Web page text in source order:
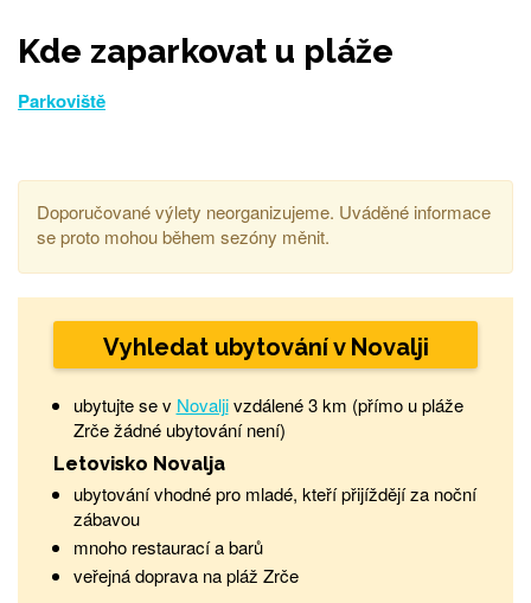
Kde zaparkovat u pláže
Parkoviště
Doporučované výlety neorganizujeme. Uváděné informace
se proto mohou během sezóny měnit.
Vyhledat ubytování v Novalji
ubytujte se v Novaljivzdálené 3 km (přímo u pláže
Zrče žádné ubytování není)
Letovisko Novalja
ubytování vhodné pro mladé, kteří přijíždějí za noční
zábavou
mnoho restaurací a barů
veřejná doprava na pláž Zrče